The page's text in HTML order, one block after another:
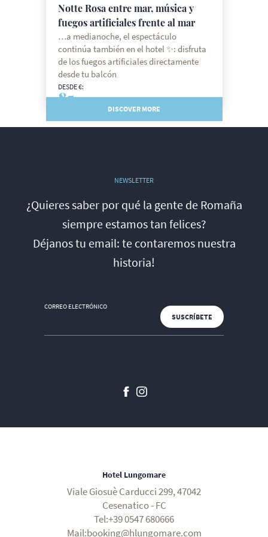
Ofertas de ferias en Emilia
Romaña
Desde sólo 64 € por persona en BB, aquí
tiene el paquete para una estancia
totalmente relajante directamente en la
playa de Cesenatico, en un hotel con spa
DESDE €:
64
DISCOVER MORE
NEWSLETTER
¿Quieres saber por qué la gente de Romaña
siempre estamos tan felices?
Déjanos tu email: te contaremos nuestra
historia!
CORREO ELECTRÓNICO
Hotel Lungomare
Viale Giosuè Carducci 299, 47042
Cesenatico - FC
Tel:+39 0547 680666
Mail:booking@hlungomare.com